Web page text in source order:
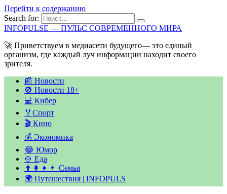
Перейти к содержанию
Search for:
INFOPULSE — ПУЛЬС СОВРЕМЕННОГО МИРА
🚀 Приветствуем в медиасети будущего— это единый
организм, где каждый луч информации находит своего
зрителя.
📰 Новости
🚫 Новости 18+
💻 Кибер
🏅Спорт
🎬 Кино
💰 Экономика
😂 Юмор
🍲 Еда
👨‍👩‍👧‍👦 Семья
🌍 Путешествия | INFOPULS